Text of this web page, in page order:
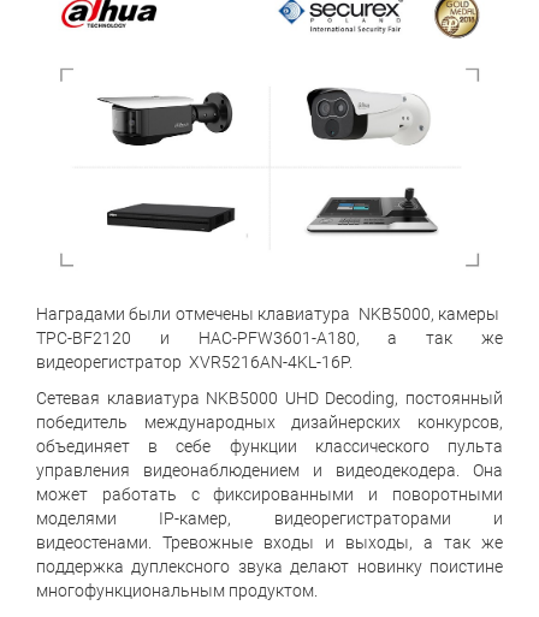
Наградами были отмечены клавиатура NKB5000, камеры
TPC-BF2120 и HAC-PFW3601-A180, а так же
видеорегистратор XVR5216AN-4KL-16P.
Сетевая клавиатура NKB5000 UHD Decoding, постоянный
победитель международных дизайнерских конкурсов,
объединяет в себе функции классического пульта
управления видеонаблюдением и видеодекодера. Она
может работать с фиксированными и поворотными
моделями IP-камер, видеорегистраторами и
видеостенами. Тревожные входы и выходы, а так же
поддержка дуплексного звука делают новинку поистине
многофункциональным продуктом.